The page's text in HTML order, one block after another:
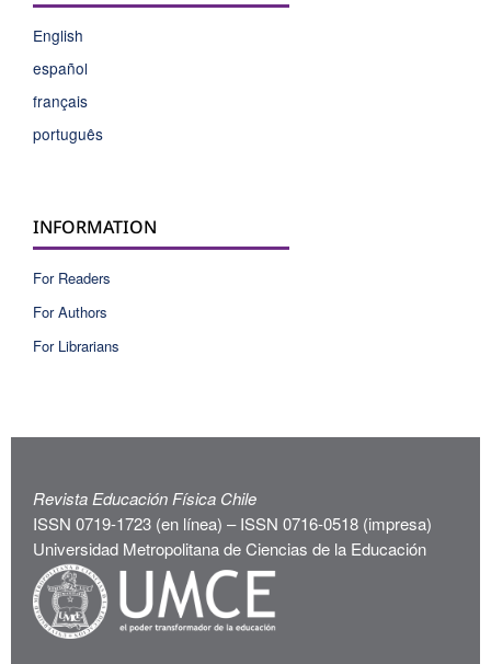
English
español
français
português
INFORMATION
For Readers
For Authors
For Librarians
Revista Educación Física Chile
ISSN 0719-1723 (en línea) – ISSN 0716-0518 (impresa)
Universidad Metropolitana de Ciencias de la Educación